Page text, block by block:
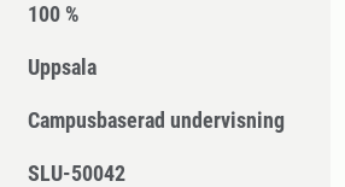
100 %
Uppsala
Campusbaserad undervisning
SLU-50042